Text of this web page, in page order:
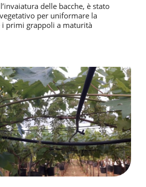
delle bacche, è stato
per uniformare la
i primi grappoli a maturità